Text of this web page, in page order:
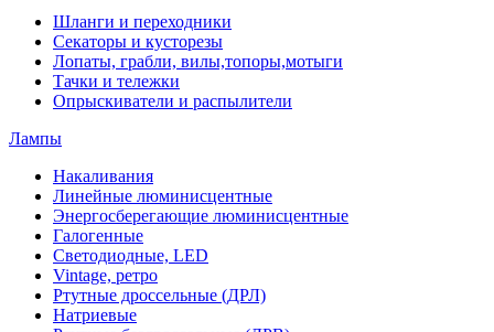
Шланги и переходники
Секаторы и кусторезы
Лопаты, грабли, вилы,топоры,мотыги
Тачки и тележки
Опрыскиватели и распылители
Лампы
Накаливания
Линейные люминисцентные
Энергосберегающие люминисцентные
Галогенные
Светодиодные, LED
Vintage, ретро
Ртутные дроссельные (ДРЛ)
Натриевые